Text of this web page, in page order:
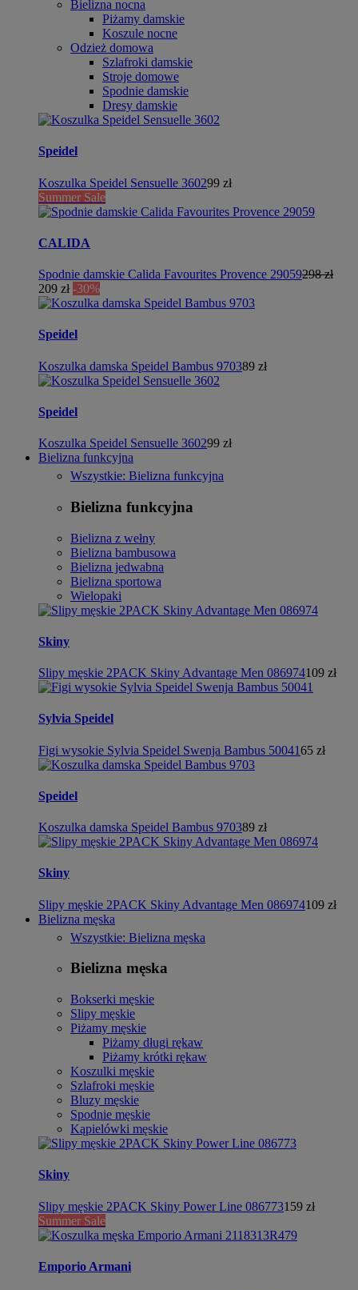
Bielizna nocna
Piżamy damskie
Koszule nocne
Odzież domowa
Szlafroki damskie
Stroje domowe
Spodnie damskie
Dresy damskie
Speidel
Koszulka Speidel Sensuelle 360299 zł
Summer Sale
CALIDA
Spodnie damskie Calida Favourites Provence 29059298 zł
209 zł -30%
Speidel
Koszulka damska Speidel Bambus 970389 zł
Speidel
Koszulka Speidel Sensuelle 360299 zł
Bielizna funkcyjna
Wszystkie: Bielizna funkcyjna
Bielizna funkcyjna
Bielizna z wełny
Bielizna bambusowa
Bielizna jedwabna
Bielizna sportowa
Wielopaki
Skiny
Slipy męskie 2PACK Skiny Advantage Men 086974109 zł
Sylvia Speidel
Figi wysokie Sylvia Speidel Swenja Bambus 5004165 zł
Speidel
Koszulka damska Speidel Bambus 970389 zł
Skiny
Slipy męskie 2PACK Skiny Advantage Men 086974109 zł
Bielizna męska
Wszystkie: Bielizna męska
Bielizna męska
Bokserki męskie
Slipy męskie
Piżamy męskie
Piżamy długi rękaw
Piżamy krótki rękaw
Koszulki męskie
Szlafroki męskie
Bluzy męskie
Spodnie męskie
Kąpielówki męskie
Skiny
Slipy męskie 2PACK Skiny Power Line 086773159 zł
Summer Sale
Emporio Armani